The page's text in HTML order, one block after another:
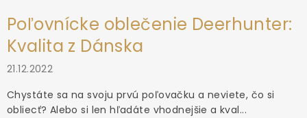
Poľovnícke oblečenie Deerhunter:
Kvalita z Dánska
21.12.2022
Chystáte sa na svoju prvú poľovačku a neviete, čo si
obliecť? Alebo si len hľadáte vhodnejšie a kval...